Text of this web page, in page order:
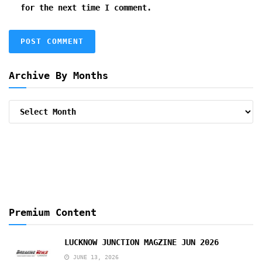
for the next time I comment.
Archive By Months
Premium Content
LUCKNOW JUNCTION MAGZINE JUN 2026
JUNE 13, 2026